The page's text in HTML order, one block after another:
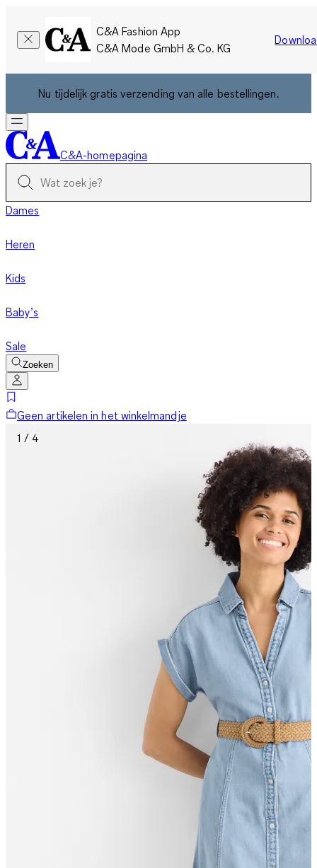
C&A Fashion App
C&A Mode GmbH & Co. KG
Nu tijdelijk gratis verzending van alle bestellingen.
C&A-homepagina
Dames
Heren
Kids
Baby’s
Sale
Zoeken
Geen artikelen in het winkelmandje
1 / 4